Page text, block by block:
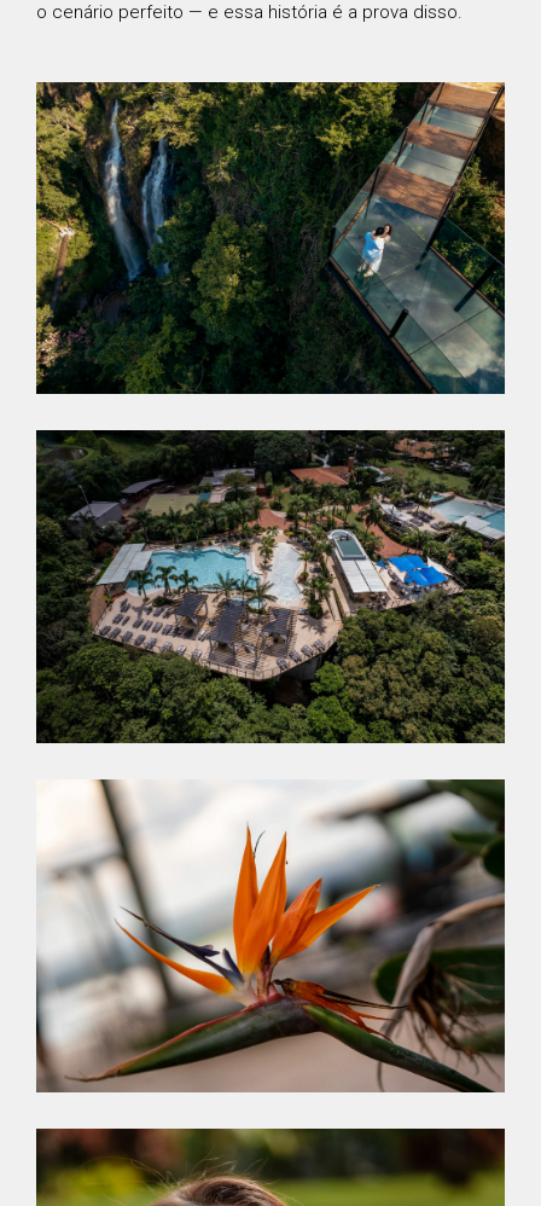
o cenário perfeito — e essa história é a prova disso.